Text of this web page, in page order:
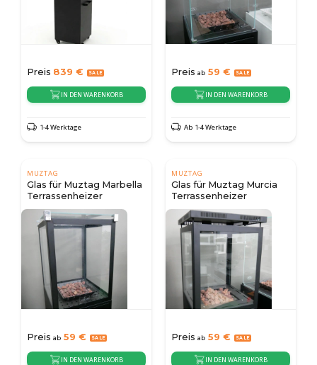
Preis 839 €
IN DEN WARENKORB
1-4 Werktage
Preis ab 59 €
IN DEN WARENKORB
Ab 1-4 Werktage
MUZTAG
Glas für Muztag Marbella
Terrassenheizer
Preis ab 59 €
IN DEN WARENKORB
MUZTAG
Glas für Muztag Murcia
Terrassenheizer
Preis ab 59 €
IN DEN WARENKORB